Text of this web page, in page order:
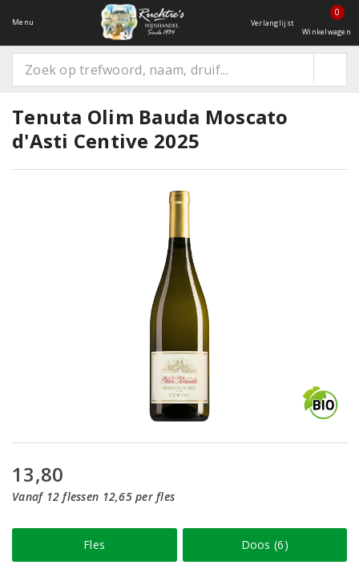
Menu Verlanglijst
0
Winkelwagen
Tenuta Olim Bauda Moscato
d'Asti Centive 2025
13,80
Vanaf 12 flessen 12,65 per fles
Fles Doos (6)